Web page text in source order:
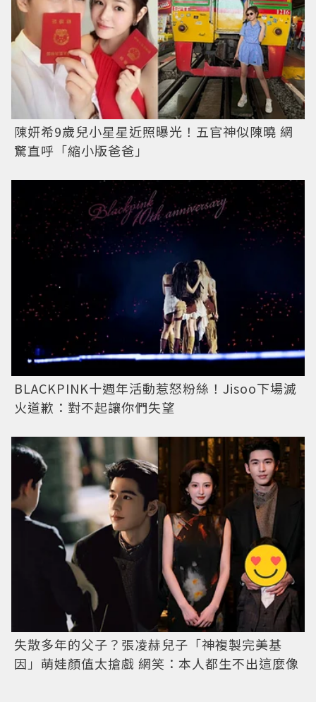
陳妍希9歲兒小星星近照曝光！五官神似陳曉 網
驚直呼「縮小版爸爸」
BLACKPINK十週年活動惹怒粉絲！Jisoo下場滅
火道歉：對不起讓你們失望
失散多年的父子？張凌赫兒子「神複製完美基
因」萌娃顏值太搶戲 網笑：本人都生不出這麼像